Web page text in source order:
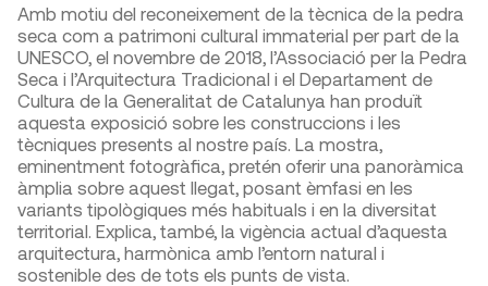
Amb motiu del reconeixement de la tècnica de la pedra
seca com a patrimoni cultural immaterial per part de la
UNESCO, el novembre de 2018, l’Associació per la Pedra
Seca i l’Arquitectura Tradicional i el Departament de
Cultura de la Generalitat de Catalunya han produït
aquesta exposició sobre les construccions i les
tècniques presents al nostre país. La mostra,
eminentment fotogràfica, pretén oferir una panoràmica
àmplia sobre aquest llegat, posant èmfasi en les
variants tipològiques més habituals i en la diversitat
territorial. Explica, també, la vigència actual d’aquesta
arquitectura, harmònica amb l’entorn natural i
sostenible des de tots els punts de vista.